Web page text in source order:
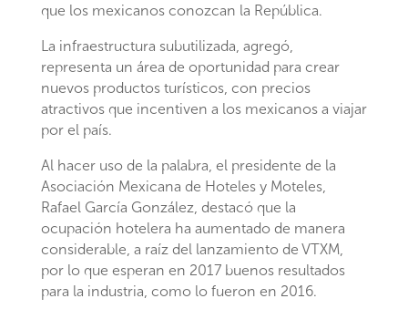
que los mexicanos conozcan la República.
La infraestructura subutilizada, agregó,
representa un área de oportunidad para crear
nuevos productos turísticos, con precios
atractivos que incentiven a los mexicanos a viajar
por el país.
Al hacer uso de la palabra, el presidente de la
Asociación Mexicana de Hoteles y Moteles,
Rafael García González, destacó que la
ocupación hotelera ha aumentado de manera
considerable, a raíz del lanzamiento de VTXM,
por lo que esperan en 2017 buenos resultados
para la industria, como lo fueron en 2016.